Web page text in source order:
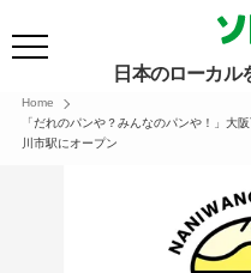
日本のローカル
Home
「だれのパンや？みんなのパンや！」大
川市駅にオープン